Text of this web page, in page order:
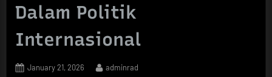
Dalam Politik
Internasional
Posted
January 21, 2026 By
adminrad